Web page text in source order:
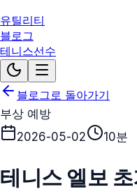
유틸리티
블로그
테니스선수
블로그로 돌아가기
부상 예방
2026-05-02
10분
테니스 엘보